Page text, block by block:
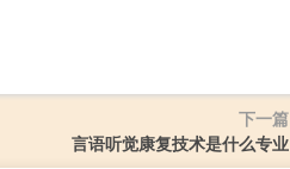
下一篇
言语听觉康复技术是什么专业